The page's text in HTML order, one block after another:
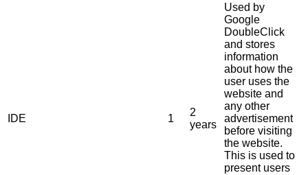
IDE 1
2
years
Used by
Google
DoubleClick
and stores
information
about how the
user uses the
website and
any other
advertisement
before visiting
the website.
This is used to
present users